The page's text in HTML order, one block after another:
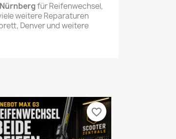
für Reifenwechsel,
weitere Reparaturen
Denver und weitere
favorite_border